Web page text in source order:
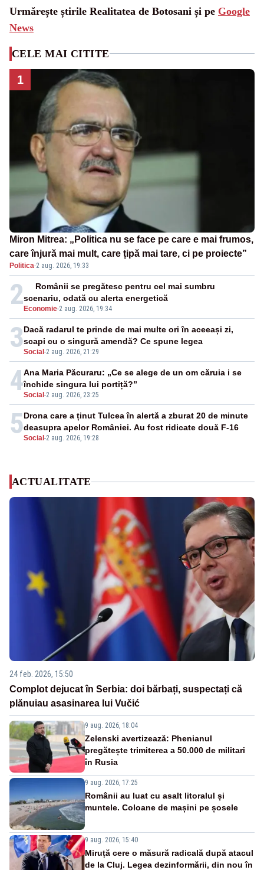
Urmărește știrile Realitatea de Botosani și pe Google
News
CELE MAI CITITE
1
Miron Mitrea: „Politica nu se face pe care e mai frumos,
care înjură mai mult, care țipă mai tare, ci pe proiecte”
Politica·2 aug. 2026, 19:33
2 Economie-2 aug. 2026, 19:34
Românii se pregătesc pentru cel mai sumbru
scenariu, odată cu alerta energetică
3Social -2 aug. 2026, 21:29
Dacă radarul te prinde de mai multe ori în aceeași zi,
scapi cu o singură amendă? Ce spune legea
4Social -2 aug. 2026, 23:25
Ana Maria Păcuraru: „Ce se alege de un om căruia i se
închide singura lui portiță?”
5Social -2 aug. 2026, 19:28
Drona care a ținut Tulcea în alertă a zburat 20 de minute
deasupra apelor României. Au fost ridicate două F-16
ACTUALITATE
24 feb. 2026, 15:50
Complot dejucat în Serbia: doi bărbați, suspectați că
plănuiau asasinarea lui Vučić
9 aug. 2026, 18:04
Zelenski avertizează: Phenianul
pregătește trimiterea a 50.000 de militari
în Rusia
9 aug. 2026, 17:25
Românii au luat cu asalt litoralul și
muntele. Coloane de mașini pe șosele
9 aug. 2026, 15:40
Miruță cere o măsură radicală după atacul
de la Cluj. Legea dezinformării, din nou în